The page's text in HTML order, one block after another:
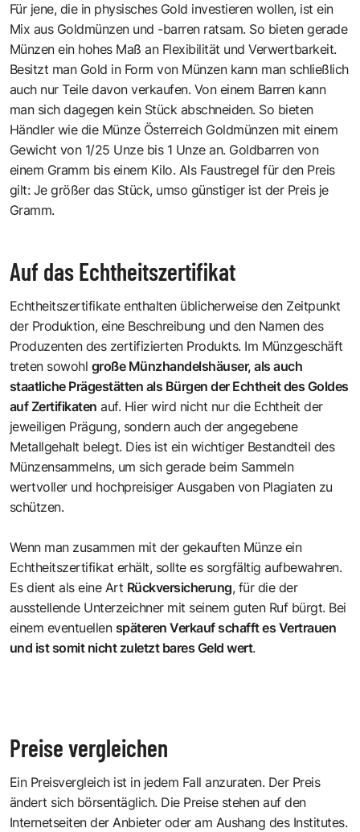
Für jene, die in physisches Gold investieren wollen, ist ein
Mix aus Goldmünzen und -barren ratsam. So bieten gerade
Münzen ein hohes Maß an Flexibilität und Verwertbarkeit.
Besitzt man Gold in Form von Münzen kann man schließlich
auch nur Teile davon verkaufen. Von einem Barren kann
man sich dagegen kein Stück abschneiden. So bieten
Händler wie die Münze Österreich Goldmünzen mit einem
Gewicht von 1/25 Unze bis 1 Unze an. Goldbarren von
einem Gramm bis einem Kilo. Als Faustregel für den Preis
gilt: Je größer das Stück, umso günstiger ist der Preis je
Gramm.
Auf das Echtheitszertifikat
Echtheitszertifikate enthalten üblicherweise den Zeitpunkt
der Produktion, eine Beschreibung und den Namen des
Produzenten des zertifizierten Produkts. Im Münzgeschäft
treten sowohl große Münzhandelshäuser, als auch
staatliche Prägestätten als Bürgen der Echtheit des Goldes
auf Zertifikaten auf. Hier wird nicht nur die Echtheit der
jeweiligen Prägung, sondern auch der angegebene
Metallgehalt belegt. Dies ist ein wichtiger Bestandteil des
Münzensammelns, um sich gerade beim Sammeln
wertvoller und hochpreisiger Ausgaben von Plagiaten zu
schützen.
Wenn man zusammen mit der gekauften Münze ein
Echtheitszertifikat erhält, sollte es sorgfältig aufbewahren.
Es dient als eine Art Rückversicherung, für die der
ausstellende Unterzeichner mit seinem guten Ruf bürgt. Bei
einem eventuellen späteren Verkauf schafft es Vertrauen
und ist somit nicht zuletzt bares Geld wert.
Preise vergleichen
Ein Preisvergleich ist in jedem Fall anzuraten. Der Preis
ändert sich börsentäglich. Die Preise stehen auf den
Internetseiten der Anbieter oder am Aushang des Institutes.